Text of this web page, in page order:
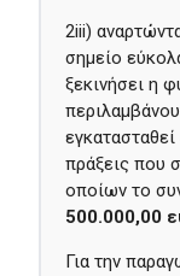
2iii)
σημείο
ξεκινήσει η
πράξεις που
οποίων το
500.000,00
Για την